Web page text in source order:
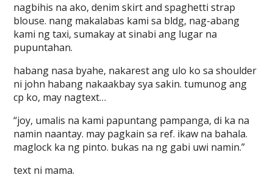
nagbihis na ako, denim skirt and spaghetti strap
blouse. nang makalabas kami sa bldg, nag-abang
kami ng taxi, sumakay at sinabi ang lugar na
pupuntahan.
habang nasa byahe, nakarest ang ulo ko sa shoulder
ni john habang nakaakbay sya sakin. tumunog ang
cp ko, may nagtext…
“joy, umalis na kami papuntang pampanga, di ka na
namin naantay. may pagkain sa ref. ikaw na bahala.
maglock ka ng pinto. bukas na ng gabi uwi namin.”
text ni mama.